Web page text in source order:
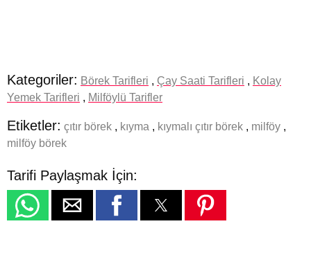
Kategoriler: Börek Tarifleri , Çay Saati Tarifleri , Kolay
Yemek Tarifleri , Milföylü Tarifler
Etiketler: çıtır börek , kıyma , kıymalı çıtır börek , milföy ,
milföy börek
Tarifi Paylaşmak İçin: